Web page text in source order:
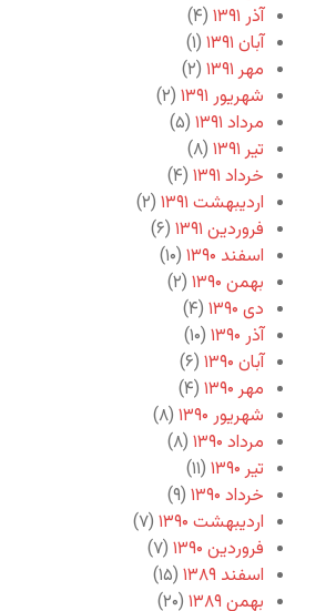
آذر ۱۳۹۱
(۴)
آبان ۱۳۹۱
(۱)
مهر ۱۳۹۱
(۲)
شهریور ۱۳۹۱
(۲)
مرداد ۱۳۹۱
(۵)
تیر ۱۳۹۱
(۸)
خرداد ۱۳۹۱
(۴)
اردیبهشت ۱۳۹۱
(۲)
فروردین ۱۳۹۱
(۶)
اسفند ۱۳۹۰
(۱۰)
بهمن ۱۳۹۰
(۲)
دی ۱۳۹۰
(۴)
آذر ۱۳۹۰
(۱۰)
آبان ۱۳۹۰
(۶)
مهر ۱۳۹۰
(۴)
شهریور ۱۳۹۰
(۸)
مرداد ۱۳۹۰
(۸)
تیر ۱۳۹۰
(۱۱)
خرداد ۱۳۹۰
(۹)
اردیبهشت ۱۳۹۰
(۷)
فروردین ۱۳۹۰
(۷)
اسفند ۱۳۸۹
(۱۵)
بهمن ۱۳۸۹
(۲۰)